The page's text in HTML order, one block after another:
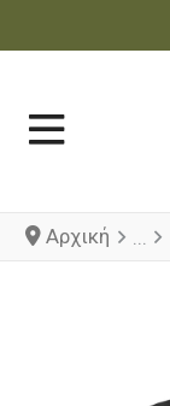
Αρχική